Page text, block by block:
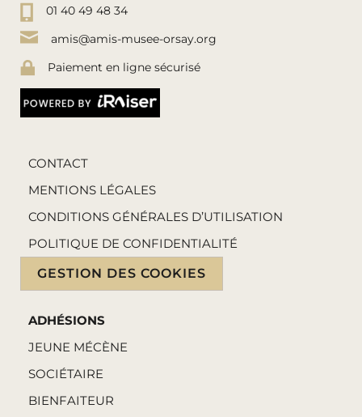
01 40 49 48 34
amis@amis-musee-orsay.org
Paiement en ligne sécurisé
CONTACT
MENTIONS LÉGALES
CONDITIONS GÉNÉRALES D’UTILISATION
POLITIQUE DE CONFIDENTIALITÉ
GESTION DES COOKIES
ADHÉSIONS
JEUNE MÉCÈNE
SOCIÉTAIRE
BIENFAITEUR